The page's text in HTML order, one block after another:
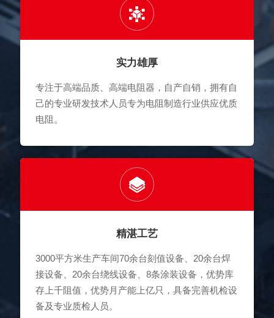
实力雄厚
专注于高端品质、高端电阻器，自产自销，拥有自
己的专业研发技术人员专为电阻制造行业供应优质
电阻。
精湛工艺
3000平方米生产车间70余台刻值设备、20余台焊
接设备、20余台绕线设备、8条涂装设备，优势库
存上千阻值，优势月产能上亿只，具备完善机检设
备及专业质检人员。